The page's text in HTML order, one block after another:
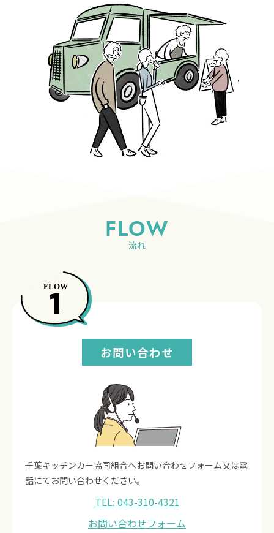
FLOW
流れ
お問い合わせ
千葉キッチンカー協同組合へお問い合わせフォーム又は電
話にてお問い合わせください。
TEL: 043-310-4321
お問い合わせフォーム